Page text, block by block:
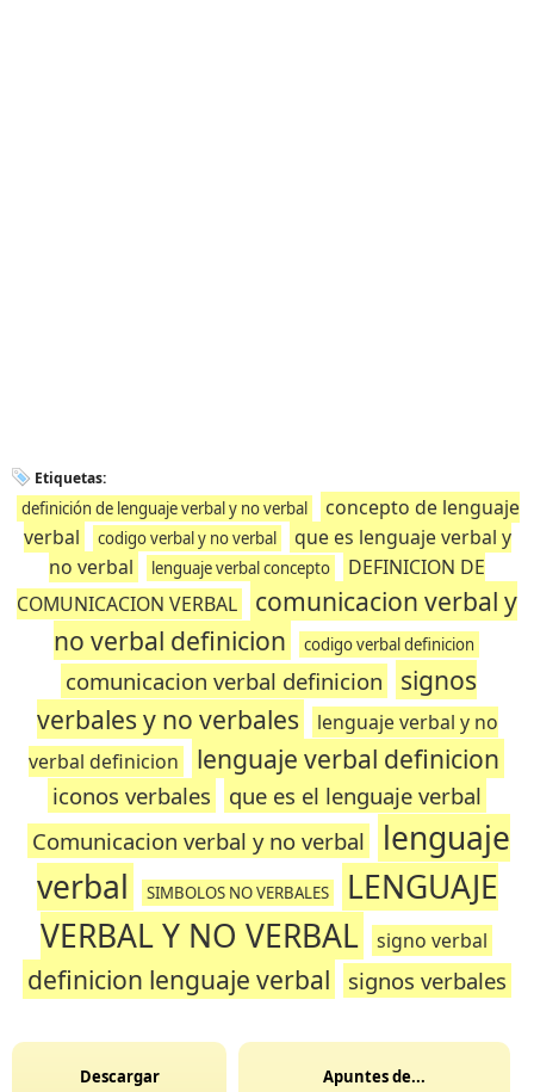
Etiquetas:
definición de lenguaje verbal y no verbal
concepto de lenguaje
verbal
codigo verbal y no verbal
que es lenguaje verbal y
no verbal
lenguaje verbal concepto
DEFINICION DE
COMUNICACION VERBAL
comunicacion verbal y
no verbal definicion
codigo verbal definicion
comunicacion verbal definicion
signos
verbales y no verbales
lenguaje verbal y no
verbal definicion
lenguaje verbal definicion
iconos verbales
que es el lenguaje verbal
Comunicacion verbal y no verbal
lenguaje
verbal
SIMBOLOS NO VERBALES
LENGUAJE
VERBAL Y NO VERBAL
signo verbal
definicion lenguaje verbal signos verbales
Descargar Apuntes de...